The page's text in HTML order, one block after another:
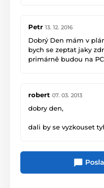
Petr 13. 12. 2016
Dobrý Den mám v
bych se zeptat jaky
primárně budou na
robert 07. 03. 2013
dobry den,
dali by se vyzkouset